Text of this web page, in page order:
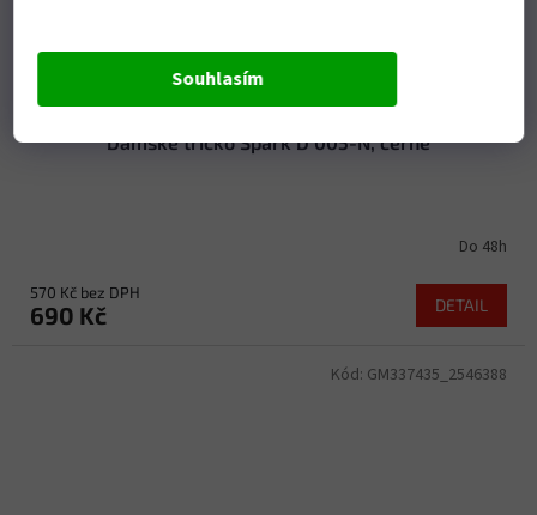
Souhlasím
Dámské tričko Spark D 005-N, černé
Do 48h
570 Kč bez DPH
690 Kč DETAIL
Kód: GM337435_2546388